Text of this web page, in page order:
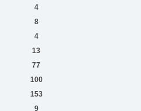
4
8
4
13
77
100
153
9